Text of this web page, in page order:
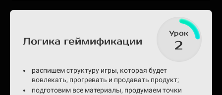
Логика геймификации
Урок
2
распишем структуру игры, которая будет
вовлекать, прогревать и продавать продукт;
подготовим все материалы, продумаем точки